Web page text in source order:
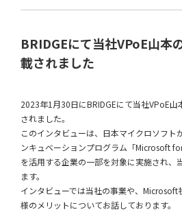
BRIDGEにて当社VPoE山本
載されました
2023年1月30日にBRIDGEにて当社VPoE
されました。
このインタビューは、日本マイクロソフト
ンキュベーションプログラム「Microsoft
を活用する企業の一部を対象に実施され、
ます。
インタビューでは当社の事業や、Microsoft
様のメリットについてお話しております。